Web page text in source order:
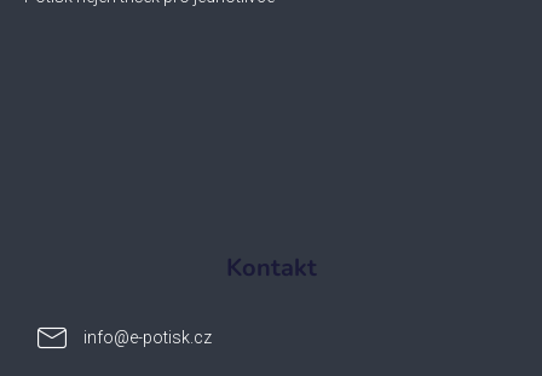
Kontakt
info@e-potisk.cz